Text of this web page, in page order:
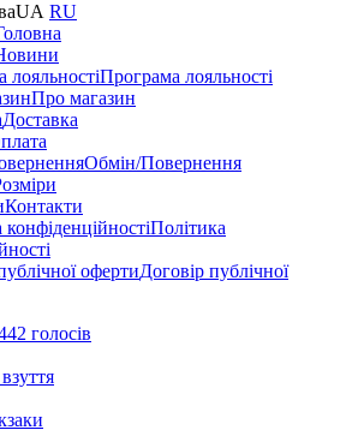
UA RU
Програма лояльності
Про магазин
Доставка
Обмін/Повернення
Контакти
Політика
Договір публічної
голосів